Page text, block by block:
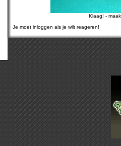
Klaag! -
Je moet inloggen als je wilt reageren!